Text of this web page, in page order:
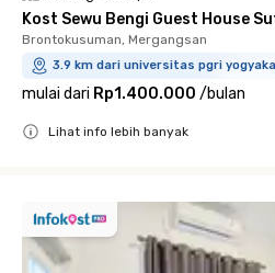
Kost Sewu Bengi Guest House
Brontokusuman, Mergangsan
3.9 km dari universitas pgri
mulai dari Rp1.400.000 /bulan
Lihat info lebih banyak